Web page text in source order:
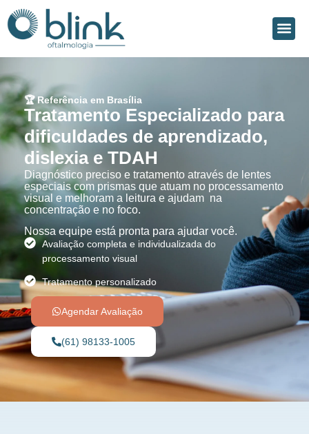
🏆 Referência em Brasília
Tratamento Especializado para
dificuldades de aprendizado,
dislexia e TDAH
Diagnóstico preciso e tratamento através de lentes
especiais com prismas que atuam no processamento
visual e melhoram a leitura e ajudam na
concentração e no foco.
Nossa equipe está pronta para ajudar você.
Avaliação completa e individualizada do
processamento visual
Tratamento personalizado
Agendar Avaliação
(61) 98133-1005